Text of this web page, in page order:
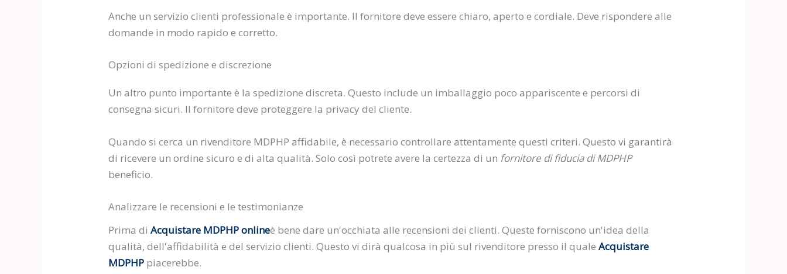
Anche un servizio clienti professionale è importante. Il fornitore deve essere chiaro, aperto e cordiale. Deve rispondere alle
domande in modo rapido e corretto.
Opzioni di spedizione e discrezione
Un altro punto importante è la spedizione discreta. Questo include un imballaggio poco appariscente e percorsi di
consegna sicuri. Il fornitore deve proteggere la privacy del cliente.
Quando si cerca un rivenditore MDPHP affidabile, è necessario controllare attentamente questi criteri. Questo vi garantirà
di ricevere un ordine sicuro e di alta qualità. Solo così potrete avere la certezza di un fornitore di fiducia di MDPHP
beneficio.
Analizzare le recensioni e le testimonianze
Prima diAcquistare MDPHP onlineè bene dare un'occhiata alle recensioni dei clienti. Queste forniscono un'idea della
qualità, dell'affidabilità e del servizio clienti. Questo vi dirà qualcosa in più sul rivenditore presso il qualeAcquistare
MDPHP piacerebbe.